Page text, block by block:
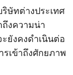
ษัทต่างประเทศ
ถึงความน่า
ยังคงดำเนินต่อ
เข้าถึงศักยภาพ